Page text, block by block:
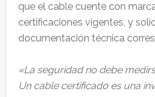
que el cable cuente con
certificaciones vigentes, y
documentación técnica
«La seguridad no debe
Un cable certificado es una